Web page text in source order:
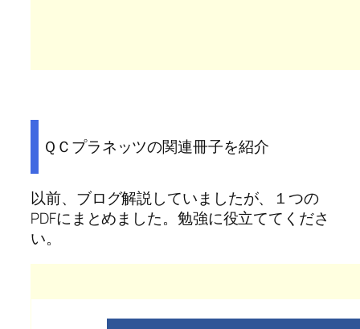
ＱＣプラネッツの関連冊子を紹介
以前、ブログ解説していましたが、１つの
PDFにまとめました。勉強に役立ててくださ
い。